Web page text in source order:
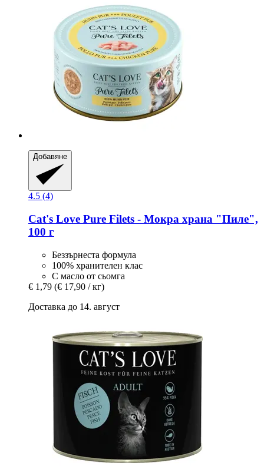
Добавяне
4.5 (4)
Cat's Love Pure Filets -​ Мокра храна "Пиле",
100 г
Беззърнеста формула
100% хранителен клас
С масло от сьомга
€ 1,79 (€ 17,90 / кг)
Доставка до 14. август